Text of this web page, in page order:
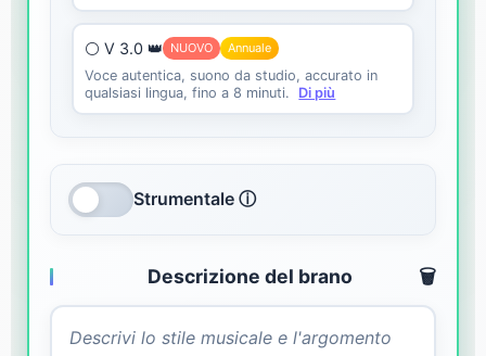
⚪ V 3.0 👑 NUOVO Annuale
Voce autentica, suono da studio, accurato in
qualsiasi lingua, fino a 8 minuti.
Di più
Strumentale ⓘ
Descrizione del brano 🗑️